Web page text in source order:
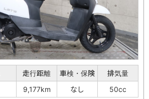
走行距離 車検・保険
排気量
9,177km なし 50cc